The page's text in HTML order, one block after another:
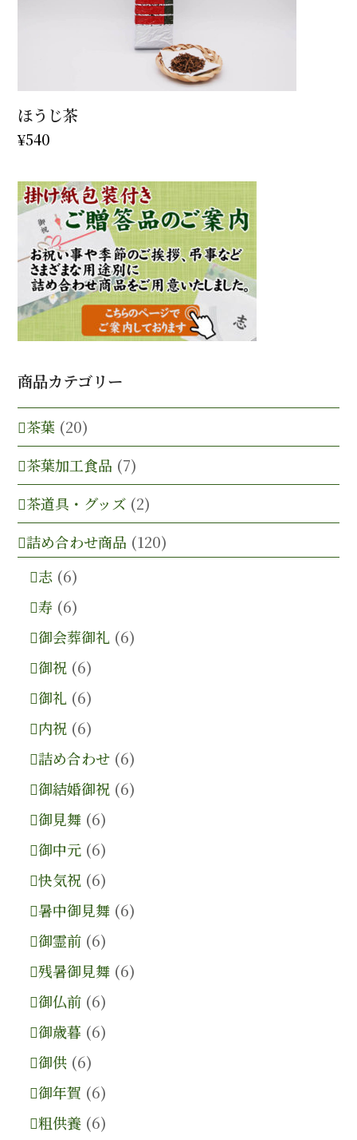
ほうじ茶
¥540
商品カテゴリー
茶葉 (20)
茶葉加工食品 (7)
茶道具・グッズ (2)
詰め合わせ商品 (120)
志 (6)
寿 (6)
御会葬御礼 (6)
御祝 (6)
御礼 (6)
内祝 (6)
詰め合わせ (6)
御結婚御祝 (6)
御見舞 (6)
御中元 (6)
快気祝 (6)
暑中御見舞 (6)
御霊前 (6)
残暑御見舞 (6)
御仏前 (6)
御歳暮 (6)
御供 (6)
御年賀 (6)
粗供養 (6)